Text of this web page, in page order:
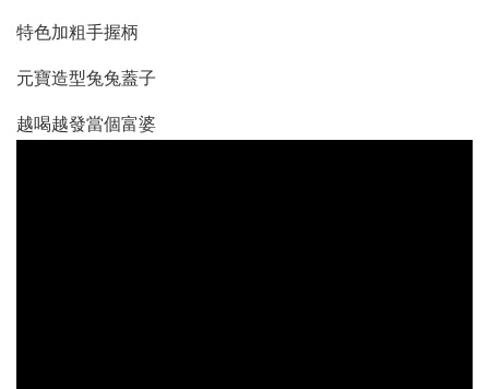
特色加粗手握柄
元寶造型兔兔蓋子
越喝越發當個富婆